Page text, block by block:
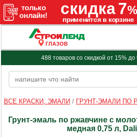
ГЛАЗОВ
488 товаров со скидкой от 15% до
ВСЕ КРАСКИ, ЭМАЛИ / ГРУНТ-ЭМАЛИ ПО
Грунт-эмаль по ржавчине с
медная 0,75 л,